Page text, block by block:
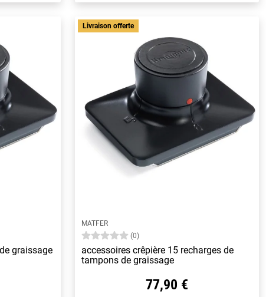
graissage
MATFER
(0)
accessoires crêpière 15 recharges de
tampons de graissage
77,90 €
Livraison offerte